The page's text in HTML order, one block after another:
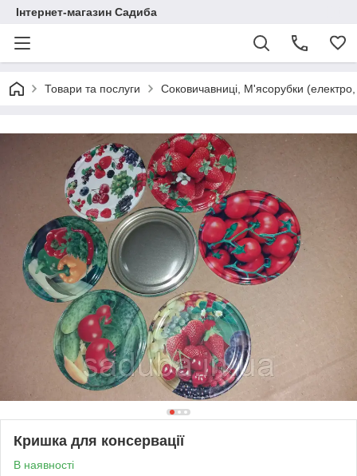
Інтернет-магазин Садиба
Товари та послуги Соковичавниці, М'ясорубки
Кришка для консервації
В наявності